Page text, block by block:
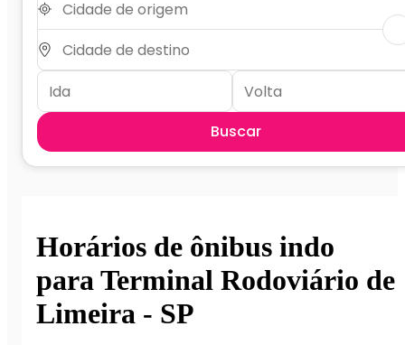
Buscar
Horários de ônibus indo
para Terminal Rodoviário de
Limeira - SP